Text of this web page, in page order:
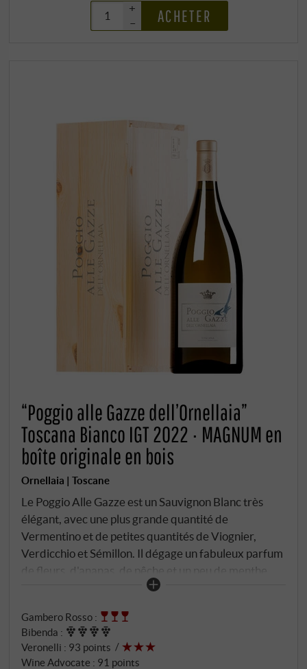
+
–
ACHETER
“Poggio alle Gazze dell’Ornellaia”
Toscana Bianco IGT 2022 · MAGNUM en
boîte originale en bois
Ornellaia | Toscane
Le Poggio Alle Gazze est un Sauvignon Blanc très
élégant, avec une plus grande quantité de
Vermentino et de petites quantités de Viognier,
Verdicchio et Sémillon. Il dégage un fabuleux parfum
de fleurs, d'ananas, de pêche et un peu de menthe.
Raffiné et expressif en bouche, bien structuré et
Gambero Rosso :
Bibenda :
Veronelli : 93 points
Wine Advocate : 91 points